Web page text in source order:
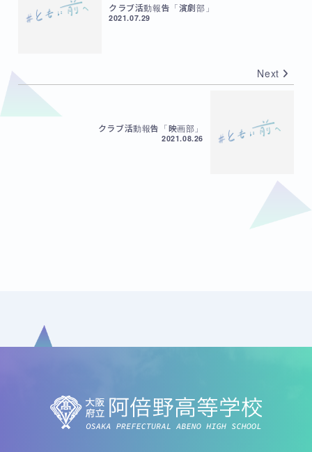
クラブ活動報告「演劇部」
2021.07.29
Next
クラブ活動報告「映画部」
2021.08.26